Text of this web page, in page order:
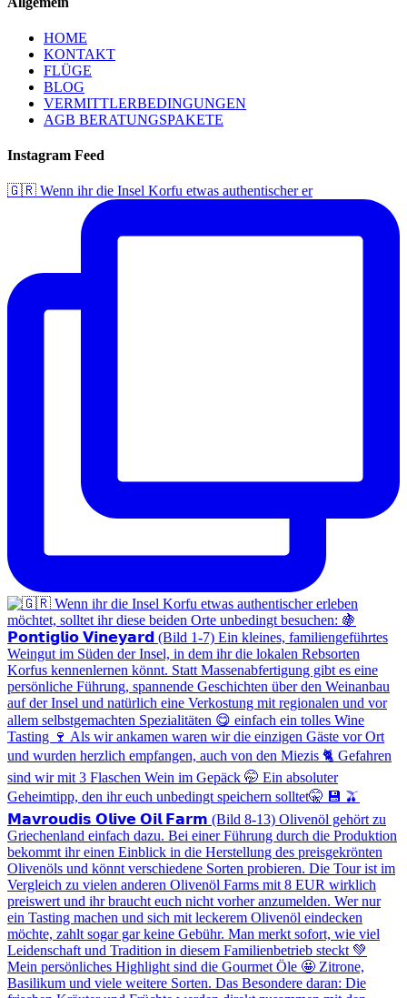
HOME
KONTAKT
FLÜGE
BLOG
VERMITTLERBEDINGUNGEN
AGB BERATUNGSPAKETE
Instagram Feed
🇬🇷 Wenn ihr die Insel Korfu etwas authentischer er